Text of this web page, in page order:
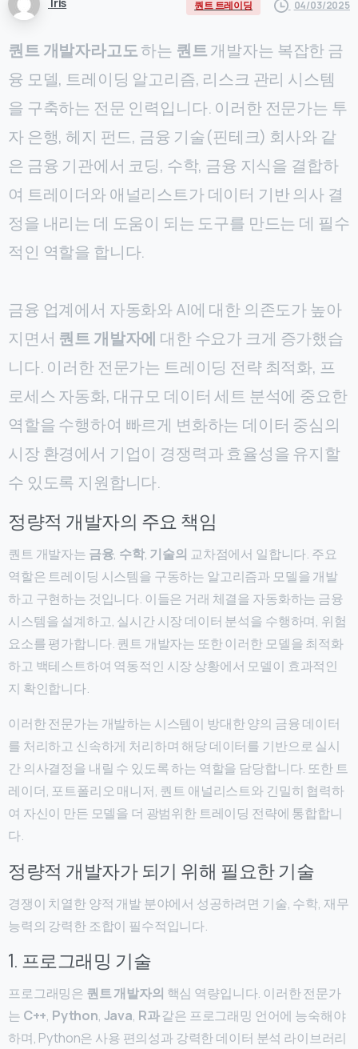
Iris 퀀트 트레이딩 04/03/2025
퀀트 개발자라고도하는 퀀트개발자는 복잡한 금
융 모델, 트레이딩 알고리즘, 리스크 관리 시스템
을 구축하는 전문 인력입니다. 이러한 전문가는 투
자 은행, 헤지 펀드, 금융 기술(핀테크) 회사와 같
은 금융 기관에서 코딩, 수학, 금융 지식을 결합하
여 트레이더와 애널리스트가 데이터 기반 의사 결
정을 내리는 데 도움이 되는 도구를 만드는 데 필수
적인 역할을 합니다.
금융 업계에서 자동화와 AI에 대한 의존도가 높아
지면서 퀀트 개발자에 대한 수요가 크게 증가했습
니다. 이러한 전문가는 트레이딩 전략 최적화, 프
로세스 자동화, 대규모 데이터 세트 분석에 중요한
역할을 수행하여 빠르게 변화하는 데이터 중심의
시장 환경에서 기업이 경쟁력과 효율성을 유지할
수 있도록 지원합니다.
정량적 개발자의 주요 책임
퀀트 개발자는 금융, 수학, 기술의 교차점에서 일합니다. 주요
역할은 트레이딩 시스템을 구동하는 알고리즘과 모델을 개발
하고 구현하는 것입니다. 이들은 거래 체결을 자동화하는 금융
시스템을 설계하고, 실시간 시장 데이터 분석을 수행하며, 위험
요소를 평가합니다. 퀀트 개발자는 또한 이러한 모델을 최적화
하고 백테스트하여 역동적인 시장 상황에서 모델이 효과적인
지 확인합니다.
이러한 전문가는 개발하는 시스템이 방대한 양의 금융 데이터
를 처리하고 신속하게 처리하며 해당 데이터를 기반으로 실시
간 의사결정을 내릴 수 있도록 하는 역할을 담당합니다. 또한 트
레이더, 포트폴리오 매니저, 퀀트 애널리스트와 긴밀히 협력하
여 자신이 만든 모델을 더 광범위한 트레이딩 전략에 통합합니
다.
정량적 개발자가 되기 위해 필요한 기술
경쟁이 치열한 양적 개발 분야에서 성공하려면 기술, 수학, 재무
능력의 강력한 조합이 필수적입니다.
1. 프로그래밍 기술
프로그래밍은 퀀트 개발자의 핵심 역량입니다. 이러한 전문가
는 C++, Python, Java, R과같은 프로그래밍 언어에 능숙해야
하며, Python은 사용 편의성과 강력한 데이터 분석 라이브러리